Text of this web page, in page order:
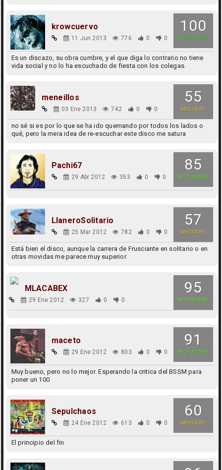
100
EXCELENTE
krowcuervo
11 Jun 2013 776 0 0
Es un discazo, su obra cumbre, y el que diga lo contrario no tiene
vida social y no lo ha escuchado de fiesta con los colegas.
55
MEDIOCRE
meneillos
03 Ene 2013 742 0 0
no sé si es por lo que se ha ido quemando por todos los lados o
qué, pero la mera idea de re-escuchar este disco me satura
85
MUY BUENO
Pachi67
29 Abr 2012 353 0 0
57
MEDIOCRE
LlaneroSolitario
25 Mar 2012 782 0 0
Está bien el disco, aunque la carrera de Frusciante en solitario o en
otras movidas me parece muy superior.
95
MUY BUENO
MLACABEX
29 Ene 2012 327 0 0
91
MUY BUENO
maceto
29 Ene 2012 803 0 0
Muy bueno, pero no lo mejor. Esperando la critica del BSSM para
poner un 100
60
MEDIOCRE
Sepulchaos
24 Ene 2012 613 0 0
El principio del fin